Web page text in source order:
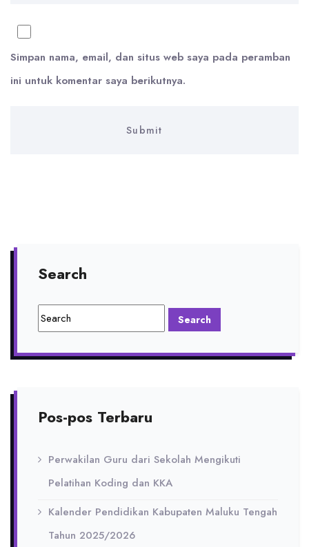
Simpan nama, email, dan situs web saya pada peramban
ini untuk komentar saya berikutnya.
Search
Pos-pos Terbaru
Perwakilan Guru dari Sekolah Mengikuti
Pelatihan Koding dan KKA
Kalender Pendidikan Kabupaten Maluku Tengah
Tahun 2025/2026